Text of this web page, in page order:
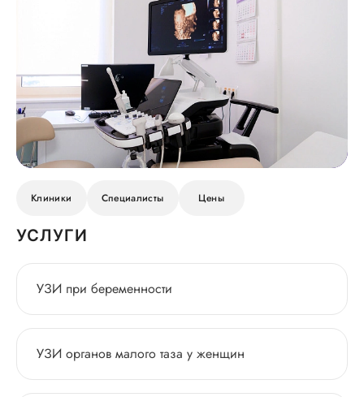
Клиники Специалисты Цены
УСЛУГИ
УЗИ при беременности
УЗИ органов малого таза у женщин